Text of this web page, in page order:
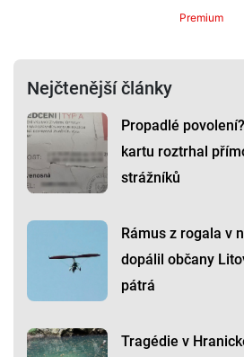
Premium
Nejčtenější články
Propadlé
kartu roztrhal
strážníků
Rámus z rogala v
dopálil občany
pátrá
Tragédie v